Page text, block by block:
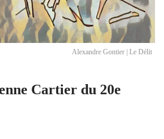
Alexandre Gontier | Le Délit
Cartier du 20e